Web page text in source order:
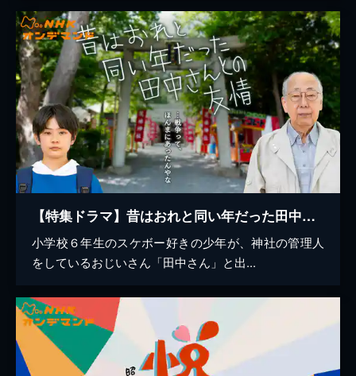
【特集ドラマ】昔はおれと同い年だった田中さんとの友情
小学校６年生のスケボー好きの少年が、神社の管理人
をしているおじいさん「田中さん」と出...